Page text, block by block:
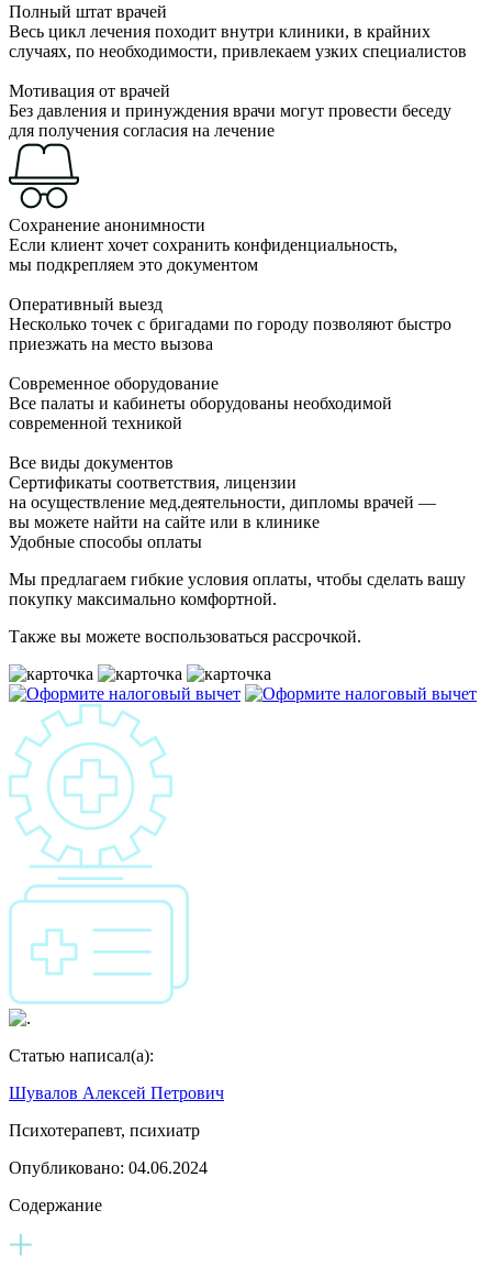
Полный штат врачей
Весь цикл лечения походит внутри клиники, в крайних
случаях, по необходимости, привлекаем узких специалистов
Мотивация от врачей
Без давления и принуждения врачи могут провести беседу
для получения согласия на лечение
Сохранение анонимности
Если клиент хочет сохранить конфиденциальность,
мы подкрепляем это документом
Оперативный выезд
Несколько точек с бригадами по городу позволяют быстро
приезжать на место вызова
Современное оборудование
Все палаты и кабинеты оборудованы необходимой
современной техникой
Все виды документов
Сертификаты соответствия, лицензии
на осуществление мед.деятельности, дипломы врачей —
вы можете найти на сайте или в клинике
Удобные способы оплаты
Мы предлагаем гибкие условия оплаты, чтобы сделать вашу
покупку максимально комфортной.
Также вы можете воспользоваться рассрочкой.
Статью написал(а):
Шувалов Алексей Петрович
Психотерапевт, психиатр
Опубликовано: 04.06.2024
Содержание